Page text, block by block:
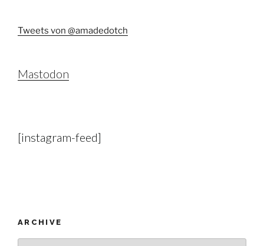
Tweets von @amadedotch
Mastodon
[instagram-feed]
ARCHIVE